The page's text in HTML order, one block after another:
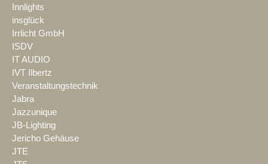
Innlights
insglück
Irrlicht GmbH
ISDV
IT AUDIO
IVT Ilbertz
Veranstaltungstechnik
Jabra
Jazzunique
JB-Lighting
Jericho Gehäuse
JTE